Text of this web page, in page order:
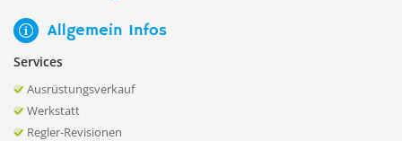
Allgemein Infos
Services
Ausrüstungsverkauf
Werkstatt
Regler-Revisionen